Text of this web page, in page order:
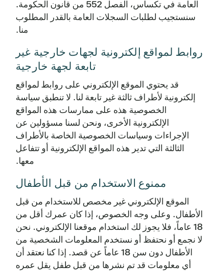
العامة في تكساس، الفصل 552 من قانون الحكومة.
سنستجيب لطلبات السجلات العامة بالقدر المطلوب
منا.
روابط لمواقع إلكترونية لجهات خارجية غير
تابعة لجهة خارجية
قد يحتوي الموقع الإلكتروني على روابط لمواقع
إلكترونية لأطراف ثالثة غير تابعة لنا. لا تنطبق سياسة
الخصوصية هذه على ممارسات هذه المواقع
الإلكترونية الأخرى، ونحن لسنا مسؤولين عن
الإجراءات وسياسات الخصوصية الخاصة بالأطراف
الثالثة التي تدير هذه المواقع الإلكترونية أو تتفاعل
معها.
ممنوع الاستخدام من قبل الأطفال
الموقع الإلكتروني غير مخصص للاستخدام من قبل
الأطفال. وعلى وجه الخصوص، إذا كان عمرك أقل من
18 عاماً، فلا يجوز لك استخدام موقعنا الإلكتروني. نحن
لا نجمع أو نحتفظ أو نستخدم المعلومات الشخصية من
الأطفال دون سن 18 عاماً عن قصد. إذا كنا نعتقد أن
أي معلومات قد تم نشرها من قبل طفل يقل عمره